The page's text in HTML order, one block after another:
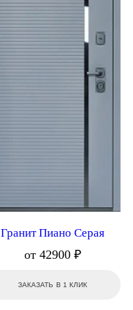
Гранит Пиано Серая
от 42900 ₽
ЗАКАЗАТЬ В 1 КЛИК